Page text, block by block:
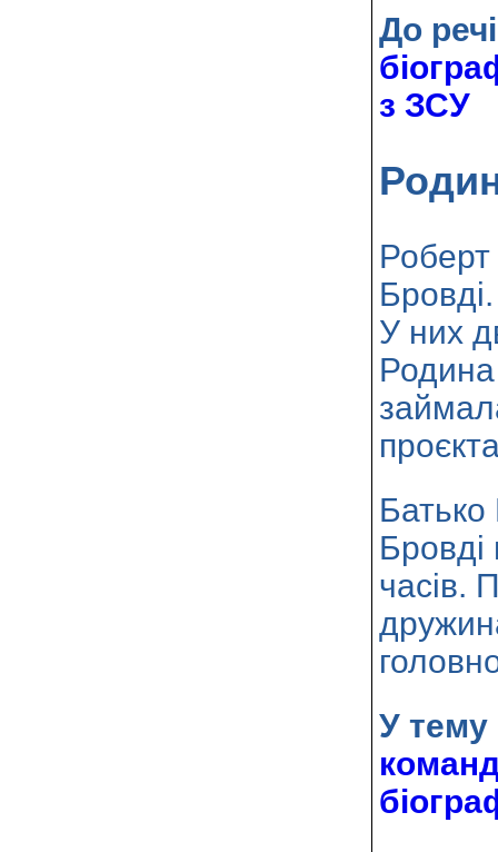
До
з ЗСУ
Роберт
У них
Бровді
часів.
У тему